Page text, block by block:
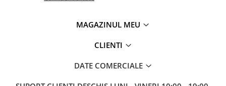
MAGAZINUL MEU
CLIENTI
DATE COMERCIALE